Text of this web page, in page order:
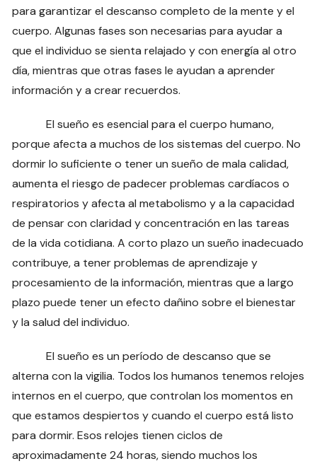
para garantizar el descanso completo de la mente y el
cuerpo. Algunas fases son necesarias para ayudar a
que el individuo se sienta relajado y con energía al otro
día, mientras que otras fases le ayudan a aprender
información y a crear recuerdos.
El sueño es esencial para el cuerpo humano,
porque afecta a muchos de los sistemas del cuerpo. No
dormir lo suficiente o tener un sueño de mala calidad,
aumenta el riesgo de padecer problemas cardíacos o
respiratorios y afecta al metabolismo y a la capacidad
de pensar con claridad y concentración en las tareas
de la vida cotidiana. A corto plazo un sueño inadecuado
contribuye, a tener problemas de aprendizaje y
procesamiento de la información, mientras que a largo
plazo puede tener un efecto dañino sobre el bienestar
y la salud del individuo.
El sueño es un período de descanso que se
alterna con la vigilia. Todos los humanos tenemos relojes
internos en el cuerpo, que controlan los momentos en
que estamos despiertos y cuando el cuerpo está listo
para dormir. Esos relojes tienen ciclos de
aproximadamente 24 horas, siendo muchos los